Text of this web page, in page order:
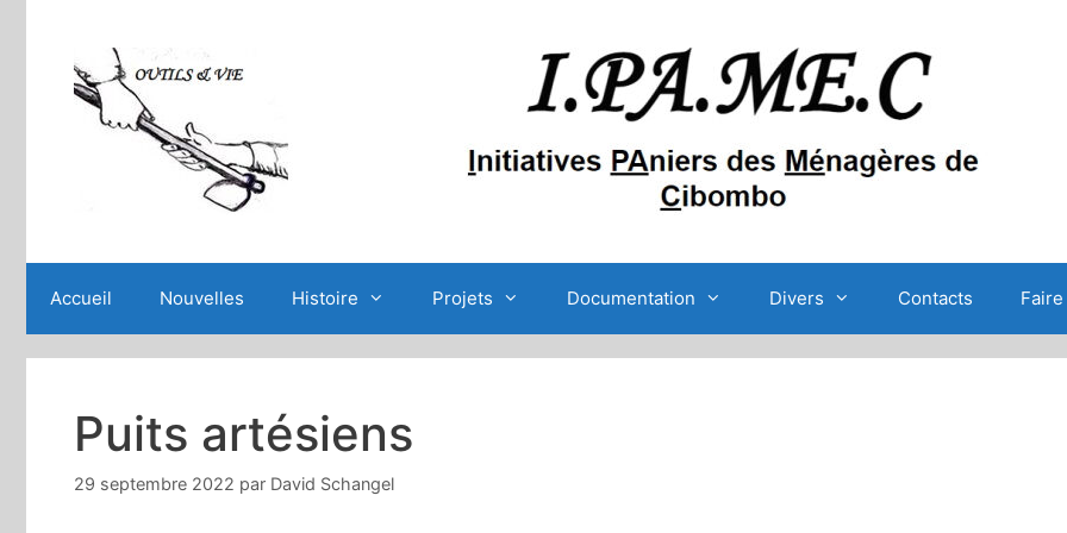
contenu
Accueil Nouvelles Histoire Projets Documentation Divers Contacts
Puits artésiens
29 septembre 2022 par David Schangel